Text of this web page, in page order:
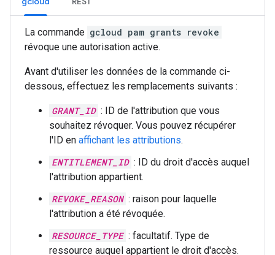
La commande gcloud pam grants revoke
révoque une autorisation active.
Avant d'utiliser les données de la commande ci-
dessous, effectuez les remplacements suivants :
GRANT_ID : ID de l'attribution que vous
souhaitez révoquer. Vous pouvez récupérer
l'ID en affichant les attributions.
ENTITLEMENT_ID : ID du droit d'accès auquel
l'attribution appartient.
REVOKE_REASON : raison pour laquelle
l'attribution a été révoquée.
RESOURCE_TYPE : facultatif. Type de
ressource auquel appartient le droit d'accès.